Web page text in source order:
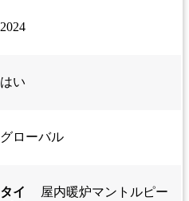
2024
はい
グローバル
タイ
屋内暖炉マントルピー